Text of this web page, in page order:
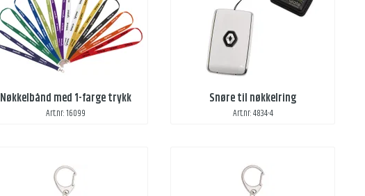
Nøkkelbånd med 1-farge trykk
Art.nr: 16099
Snøre til nøkkelring
Art.nr: 4834-4